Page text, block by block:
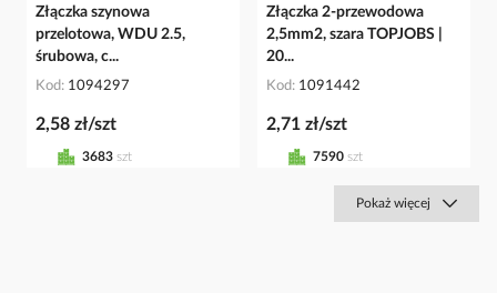
Złączka szynowa
przelotowa, WDU 2.5,
śrubowa, c...
Kod 1094297
2,58 zł/szt
3683 szt
Złączka 2-przewodowa
2,5mm2, szara TOPJOBS |
20...
Kod 1091442
2,71 zł/szt
7590 szt
Pokaż więcej